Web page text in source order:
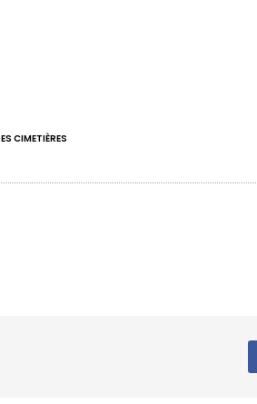
CIMETIÈRES